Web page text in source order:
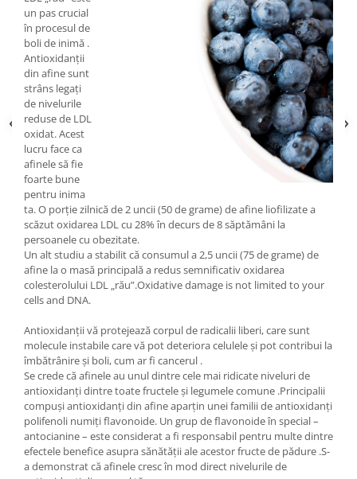
un pas crucial
în procesul de
boli de inimă .
Antioxidanții
din afine sunt
strâns legați
de nivelurile
reduse de LDL
oxidat. Acest
lucru face ca
afinele să fie
foarte bune
pentru inima
ta. O porție zilnică de 2 uncii (50 de grame) de afine liofilizate a
scăzut oxidarea LDL cu 28% în decurs de 8 săptămâni la
persoanele cu obezitate.
Un alt studiu a stabilit că consumul a 2,5 uncii (75 de grame) de
afine la o masă principală a redus semnificativ oxidarea
colesterolului LDL „rău”.Oxidative damage is not limited to your
cells and DNA.
Antioxidanții vă protejează corpul de radicalii liberi, care sunt
molecule instabile care vă pot deteriora celulele și pot contribui la
îmbătrânire și boli, cum ar fi cancerul .
Se crede că afinele au unul dintre cele mai ridicate niveluri de
antioxidanți dintre toate fructele și legumele comune .Principalii
compuși antioxidanți din afine aparțin unei familii de antioxidanți
polifenoli numiți flavonoide. Un grup de flavonoide în special –
antocianine – este considerat a fi responsabil pentru multe dintre
efectele benefice asupra sănătății ale acestor fructe de pădure .S-
a demonstrat că afinele cresc în mod direct nivelurile de